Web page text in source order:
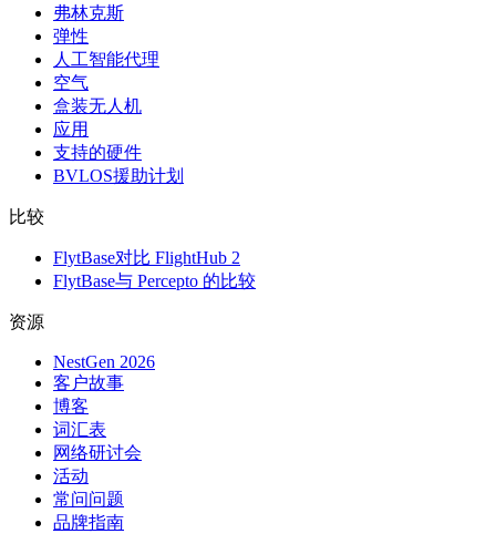
弗林克斯
弹性
人工智能代理
空气
盒装无人机
应用
支持的硬件
BVLOS援助计划
比较
FlytBase对比 FlightHub 2
FlytBase与 Percepto 的比较
资源
NestGen 2026
客户故事
博客
词汇表
网络研讨会
活动
常问问题
品牌指南